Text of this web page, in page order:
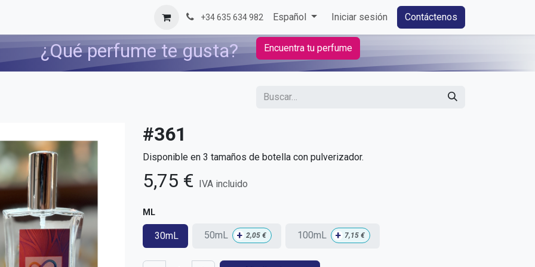
+34 635 634 982 Español Iniciar sesión Contáctenos
¿Qué perfume te gusta? Encuentra tu perfume
#361
Disponible en 3 tamaños de botella con pulverizador.
5,75 € IVA incluido
ML
30mL 50mL + 2,05 € 100mL + 7,15 €